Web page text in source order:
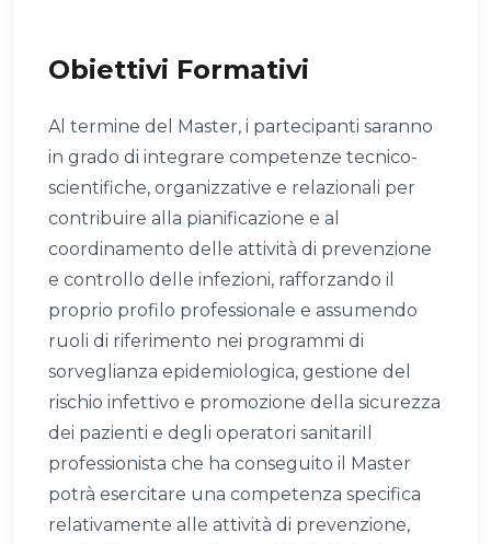
Obiettivi Formativi
Al termine del Master, i partecipanti saranno
in grado di integrare competenze tecnico-
scientifiche, organizzative e relazionali per
contribuire alla pianificazione e al
coordinamento delle attività di prevenzione
e controllo delle infezioni, rafforzando il
proprio profilo professionale e assumendo
ruoli di riferimento nei programmi di
sorveglianza epidemiologica, gestione del
rischio infettivo e promozione della sicurezza
dei pazienti e degli operatori sanitariIl
professionista che ha conseguito il Master
potrà esercitare una competenza specifica
relativamente alle attività di prevenzione,